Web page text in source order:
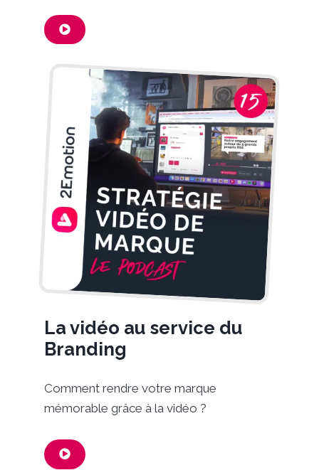
La vidéo au service du
Branding
Comment rendre votre marque
mémorable grâce à la vidéo ?